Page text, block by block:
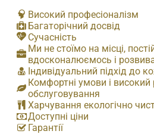
Високий професіоналізм
Багаторічний досвід
Сучасність
Ми не стоїмо на місці,
вдосконалюємось і
Індивідуальний підхід до
Комфортні умови і високий
обслуговування
Харчування екологічно
Доступні ціни
Гарантії